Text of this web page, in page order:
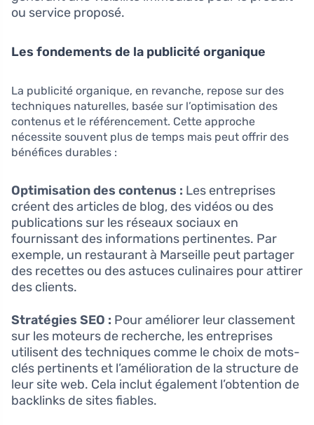
ou service proposé.
Les fondements de la publicité organique
La publicité organique, en revanche, repose sur des
techniques naturelles, basée sur l’optimisation des
contenus et le référencement. Cette approche
nécessite souvent plus de temps mais peut offrir des
bénéfices durables :
Optimisation des contenus : Les entreprises
créent des articles de blog, des vidéos ou des
publications sur les réseaux sociaux en
fournissant des informations pertinentes. Par
exemple, un restaurant à Marseille peut partager
des recettes ou des astuces culinaires pour attirer
des clients.
Stratégies SEO : Pour améliorer leur classement
sur les moteurs de recherche, les entreprises
utilisent des techniques comme le choix de mots-
clés pertinents et l’amélioration de la structure de
leur site web. Cela inclut également l’obtention de
backlinks de sites fiables.